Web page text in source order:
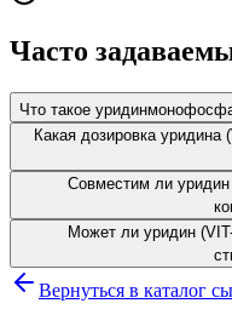
Часто
Что такое
Какая дозировка уридина
Совместим ли
Может ли уридин
Вернуться в каталог